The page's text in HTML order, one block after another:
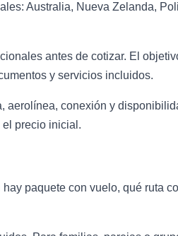
Australia, Nueva Zelanda,
antes de cotizar. El
y servicios incluidos.
aerolínea, conexión y
el precio inicial.
paquete con vuelo, qué ruta